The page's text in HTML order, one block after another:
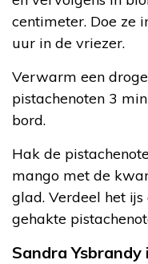
centimeter. Doe ze
uur in de vriezer.
Verwarm een
pistachenoten 3
bord.
Hak de
mango met de
glad. Verdeel het
gehakte
Sandra